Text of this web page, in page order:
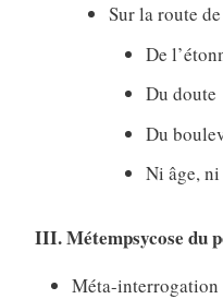
Sur la route
De
Du doute
Du
Ni âge,
III. Métempsycose du
Méta-interrogation